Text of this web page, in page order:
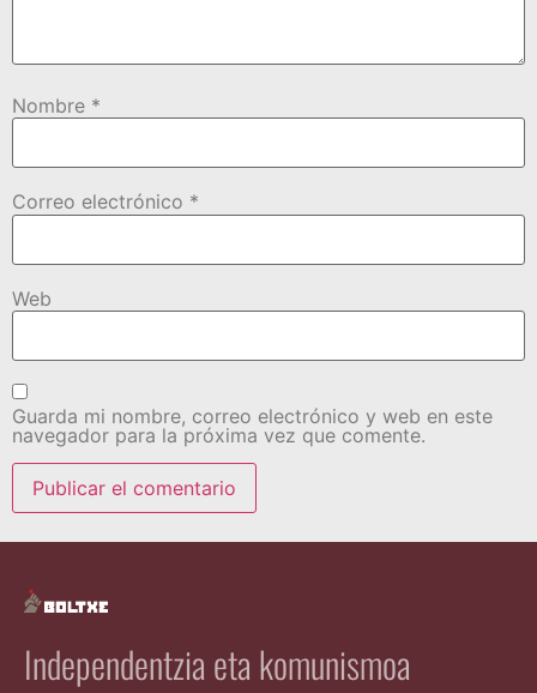
Nombre *
Correo electrónico *
Web
Guarda mi nombre, correo electrónico y web en este
navegador para la próxima vez que comente.
Independentzia eta komunismoa